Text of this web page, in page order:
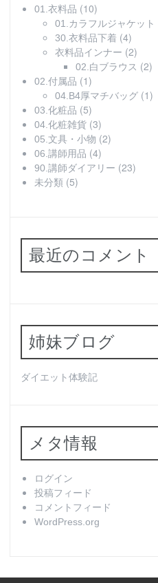
01.衣料品 (10)
01.カラフルジャケット
30.衣料品下着 (4)
衣料品インナー (2)
02.白ブラウス (2)
02.付属品 (1)
04.B4厚マチバッグ (1)
03.化粧品 (5)
04.化粧雑貨 (3)
05.文具・小物 (2)
06.講師用品 (4)
90.講師ダイアリー (23)
未分類 (5)
最近のコメント
姉妹ブログ
ダイエット体験記
メタ情報
ログイン
投稿フィード
コメントフィード
WordPress.org